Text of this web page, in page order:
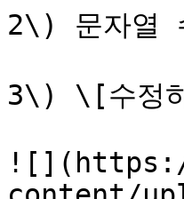
2\) 문자열
3\) \[수정
![](https://